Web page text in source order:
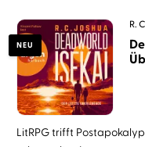
NEU
R.
LitRPG trifft